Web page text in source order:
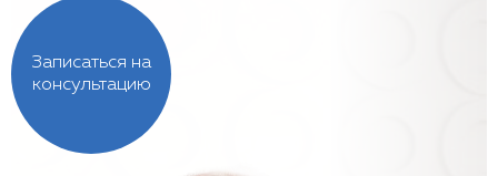
Записаться на
консультацию